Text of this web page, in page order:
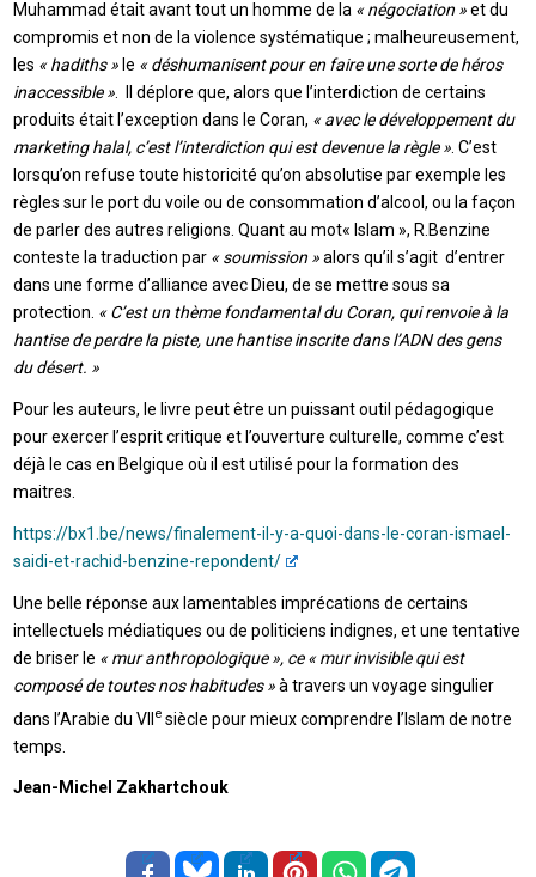
Muhammad était avant tout un homme de la « négociation »et du
compromis et non de la violence systématique ; malheureusement,
les « hadiths » le « déshumanisent pour en faire une sorte de héros
inaccessible » . Il déplore que, alors que l’interdiction de certains
produits était l’exception dans le Coran, « avec le développement du
marketing halal, c’est l’interdiction qui est devenue la règle » . C’est
lorsqu’on refuse toute historicité qu’on absolutise par exemple les
règles sur le port du voile ou de consommation d’alcool, ou la façon
de parler des autres religions. Quant au mot« Islam », R.Benzine
conteste la traduction par « soumission »alors qu’il s’agit d’entrer
dans une forme d’alliance avec Dieu, de se mettre sous sa
protection. « C’est un thème fondamental du Coran, qui renvoie à la
hantise de perdre la piste, une hantise inscrite dans l’ADN des gens
du désert. »
Pour les auteurs, le livre peut être un puissant outil pédagogique
pour exercer l’esprit critique et l’ouverture culturelle, comme c’est
déjà le cas en Belgique où il est utilisé pour la formation des
maitres.
https://bx1.be/news/finalement-il-y-a-quoi-dans-le-coran-ismael-
saidi-et-rachid-benzine-repondent/
Une belle réponse aux lamentables imprécations de certains
intellectuels médiatiques ou de politiciens indignes, et une tentative
de briser le « mur anthropologique », ce « mur invisible qui est
composé de toutes nos habitudes »à travers un voyage singulier
dans l’Arabie du VIIe siècle pour mieux comprendre l’Islam de notre
temps.
Jean-Michel Zakhartchouk